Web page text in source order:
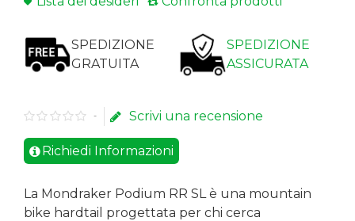
SPEDIZIONE
GRATUITA
SPEDIZIONE
ASSICURATA
- Scrivi una recensione
Richiedi Informazioni
La Mondraker Podium RR SLè una mountain
bike hardtail progettata per chi cerca